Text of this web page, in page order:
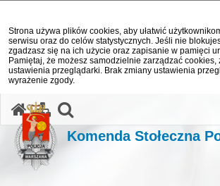
Strona używa plików cookies, aby ułatwić
serwisu oraz do celów statystycznych. Jeśli nie
zgadzasz się na ich użycie oraz zapisanie w pamięci
Pamiętaj, że możesz samodzielnie zarządzać cookies,
ustawienia przeglądarki. Brak zmiany ustawienia
wyrażenie zgody.
Komenda Stołeczna